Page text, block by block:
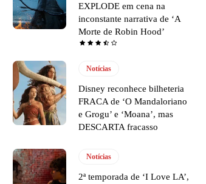
EXPLODE em cena na
inconstante narrativa de ‘A
Morte de Robin Hood’
Notícias
Disney reconhece bilheteria
FRACA de ‘O Mandaloriano
e Grogu’ e ‘Moana’, mas
DESCARTA fracasso
Notícias
2ª temporada de ‘I Love LA’,